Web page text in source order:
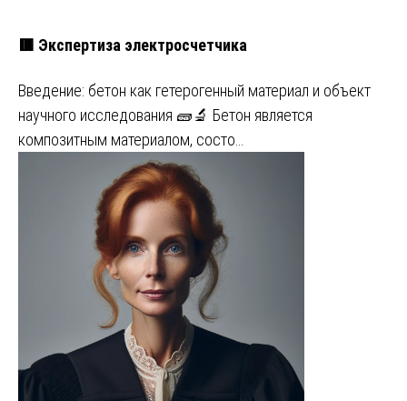
🟥 Экспертиза электросчетчика
Введение: бетон как гетерогенный материал и объект
научного исследования 🧱🔬 Бетон является
композитным материалом, состо…